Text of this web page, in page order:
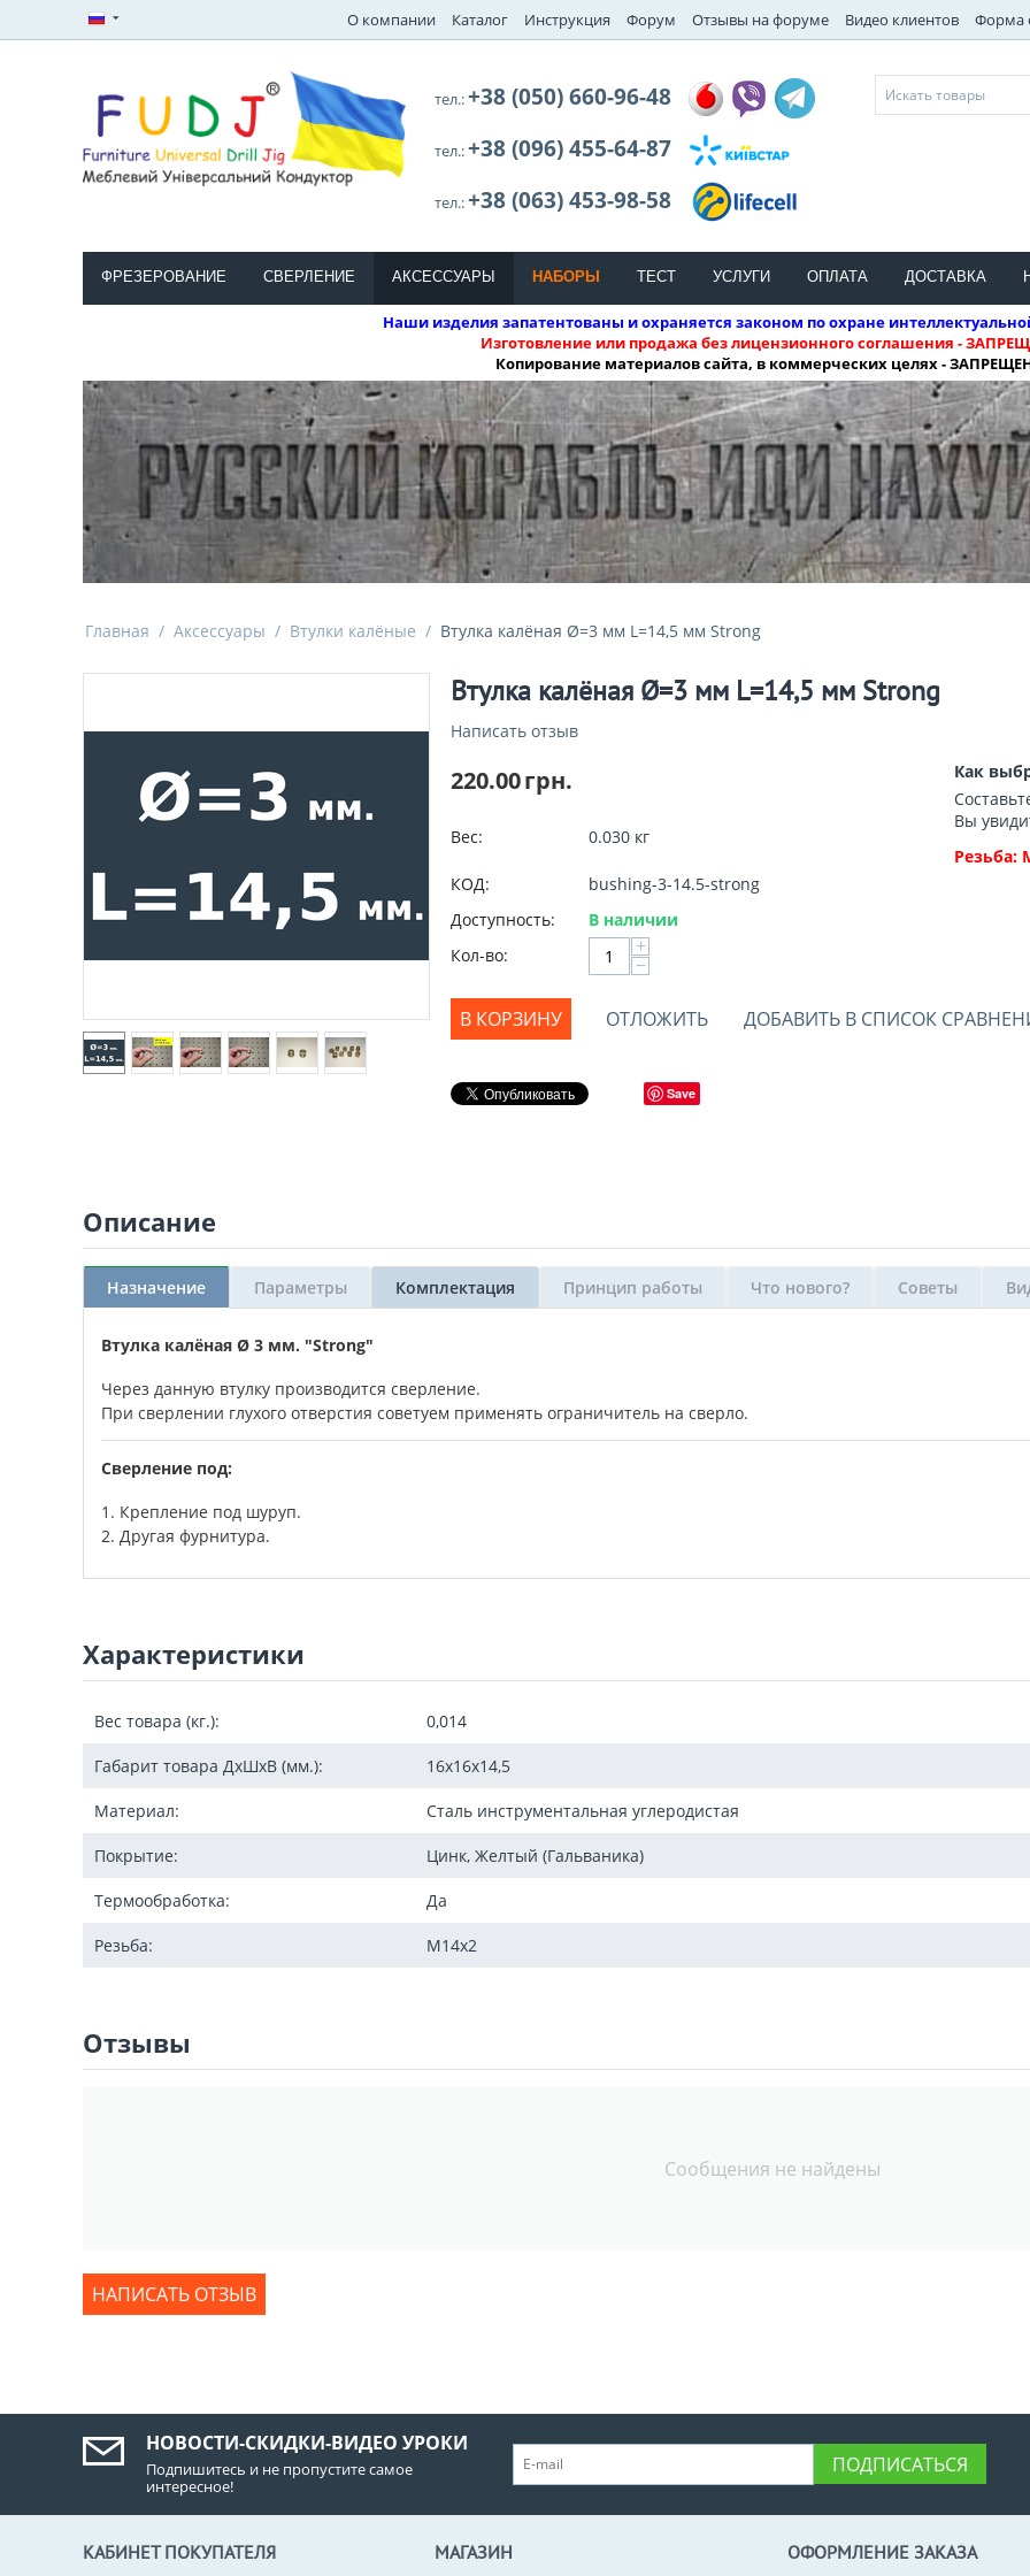
О компании Каталог Инструкция Форум Отзывы на форуме Видео клиентов Форма
тел.:+38 (050) 660-96-48
тел.:+38 (096) 455-64-87
тел.:+38 (063) 453-98-58
ФРЕЗЕРОВАНИЕ СВЕРЛЕНИЕ АКСЕССУАРЫ НАБОРЫ ТЕСТ УСЛУГИ ОПЛАТА ДОСТАВКА
Наши изделия запатентованы и охраняется законом по охране
Изготовление или продажа без лицензионного соглашения -
Копирование материалов сайта, в коммерческих целях -
Главная / Аксессуары / Втулки калёные / Втулка калёная Ø=3 мм L=14,5 мм Strong
Втулка калёная Ø=3 мм L=14,5 мм Strong
Написать отзыв
Как
Вы
Резьба:
220.00грн.
Вес: 0.030 кг
КОД:
bushing-3-14.5-strong
Доступность:
В наличии
Кол-во:
+
−
В КОРЗИНУ ОТЛОЖИТЬ ДОБАВИТЬ В СПИСОК
Save
Описание
Назначение Параметры Комплектация Принцип работы Что нового? Советы
Втулка калёная Ø 3 мм. "Strong"
Через данную втулку производится сверление.
При сверлении глухого отверстия советуем применять ограничитель на сверло.
Сверление под:
1. Крепление под шуруп.
2. Другая фурнитура.
Характеристики
Вес товара (кг.): 0,014
Габарит товара ДxШxВ (мм.): 16х16х14,5
Материал: Сталь инструментальная углеродистая
Покрытие: Цинк, Желтый (Гальваника)
Термообработка: Да
Резьба: М14х2
Отзывы
Сообщения не найдены
НАПИСАТЬ ОТЗЫВ
НОВОСТИ-СКИДКИ-ВИДЕО УРОКИ
Подпишитесь и не пропустите самое
интересное!
ПОДПИСАТЬСЯ
КАБИНЕТ ПОКУПАТЕЛЯ МАГАЗИН ОФОРМЛЕНИЕ ЗАКАЗА